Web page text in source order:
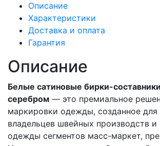
Описание
Характеристики
Доставка и оплата
Гарантия
Описание
Белые сатиновые бирки-
серебром — это премиальное
маркировки одежды, созданное для
владельцев швейных производств и
одежды сегментов масс-маркет,